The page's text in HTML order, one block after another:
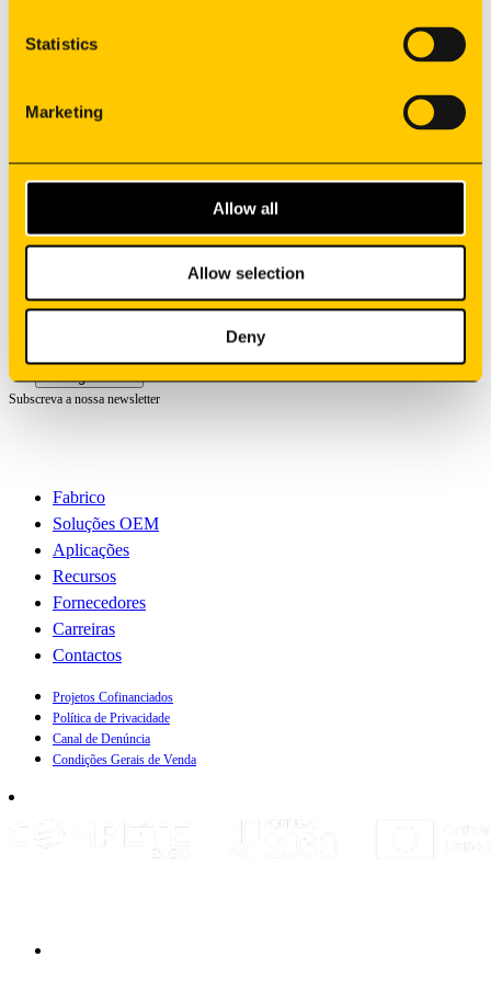
Statistics
Marketing
Allow all
Allow selection
Deny
Aplicações
Carreiras
Canal de Denúncia
Condições Gerais de Venda
Synere
Subscreva a nossa newsletter
Fabrico
Soluções OEM
Aplicações
Recursos
Fornecedores
Carreiras
Contactos
Projetos Cofinanciados
Política de Privacidade
Canal de Denúncia
Condições Gerais de Venda